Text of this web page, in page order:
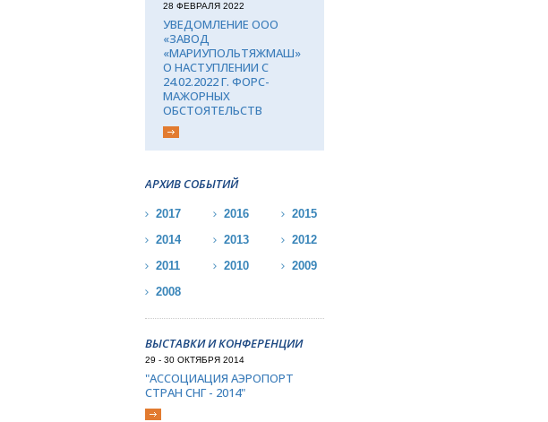
28 ФЕВРАЛЯ 2022
УВЕДОМЛЕНИЕ ООО
«ЗАВОД
«МАРИУПОЛЬТЯЖМАШ»
О НАСТУПЛЕНИИ С
24.02.2022 Г. ФОРС-
МАЖОРНЫХ
ОБСТОЯТЕЛЬСТВ
АРХИВ СОБЫТИЙ
2017 2016
2015
2014
2013
2012
2011
2010
2009
2008
ВЫСТАВКИ И КОНФЕРЕНЦИИ
29 - 30 ОКТЯБРЯ 2014
"АССОЦИАЦИЯ АЭРОПОРТ
СТРАН СНГ - 2014"